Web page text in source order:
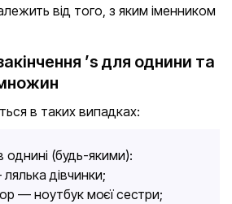
від того, з яким іменником
’s для однини та
в таких випадках:
однині (будь-якими):
дівчинки;
— ноутбук моєї сестри;